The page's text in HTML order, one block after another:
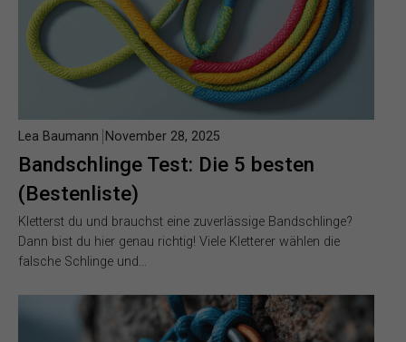
Bandschlinge Test: Die 5 besten
(Bestenliste)
Lea Baumann November 28, 2025
Kletterst du und brauchst eine zuverlässige Bandschlinge?
Dann bist du hier genau richtig! Viele Kletterer wählen die
falsche Schlinge und…